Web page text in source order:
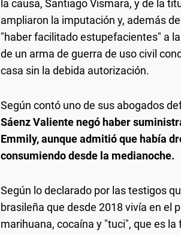
la causa, Santiago Vismara, y de la
ampliaron la imputación y, además
"haber facilitado estupefacientes" a
de un arma de guerra de uso civil
casa sin la debida autorización.
Según contó uno de sus abogados
Sáenz Valiente negó haber
Emmily, aunque admitió que había
consumiendo desde la medianoche.
Según lo declarado por las testigos
brasileña que desde 2018 vivía en el
marihuana, cocaína y "tuci", que es